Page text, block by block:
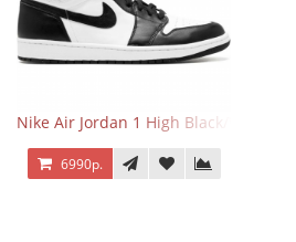
Nike Air Jordan 1 High Black/White
6990р.